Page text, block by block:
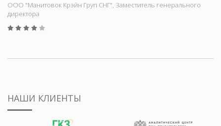
ООО "Манитовок Крэйн Груп СНГ", Заместитель генерального
директора
НАШИ КЛИЕНТЫ